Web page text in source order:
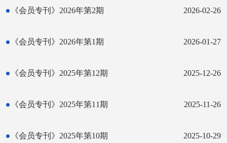
《会员专刊》2026年第2期 2026-02-26
《会员专刊》2026年第1期 2026-01-27
《会员专刊》2025年第12期 2025-12-26
《会员专刊》2025年第11期 2025-11-26
《会员专刊》2025年第10期 2025-10-29